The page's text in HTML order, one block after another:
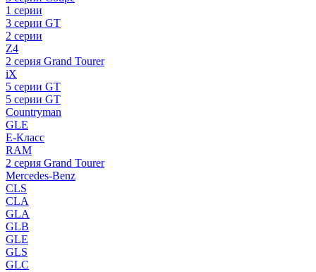
1 серии
3 серии GT
2 серии
Z4
2 серия Grand Tourer
iX
5 серии GT
5 серии GT
Countryman
GLE
E-Класс
RAM
2 серия Grand Tourer
Mercedes-Benz
CLS
CLA
GLA
GLB
GLE
GLS
GLC